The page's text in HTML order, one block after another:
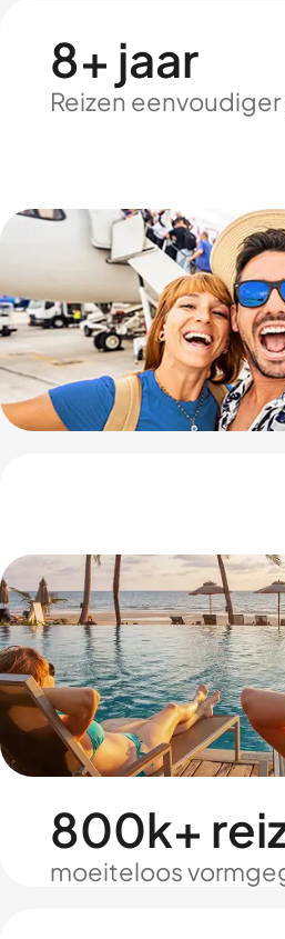
8+ jaar
Reizen
800k+
moeiteloos